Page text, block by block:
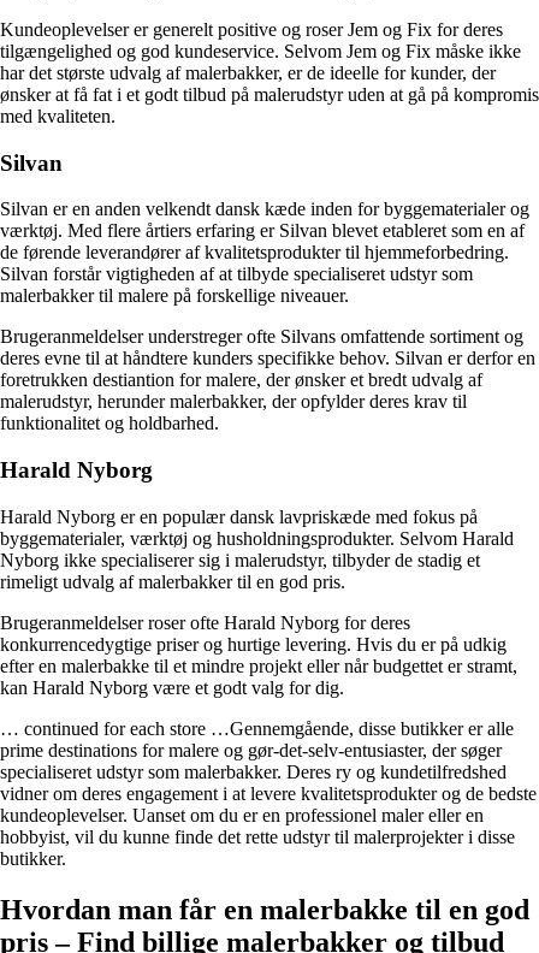
Kundeoplevelser er generelt positive og roser Jem og Fix for deres
tilgængelighed og god kundeservice. Selvom Jem og Fix måske ikke
har det største udvalg af malerbakker, er de ideelle for kunder, der
ønsker at få fat i et godt tilbud på malerudstyr uden at gå på kompromis
med kvaliteten.
Silvan
Silvan er en anden velkendt dansk kæde inden for byggematerialer og
værktøj. Med flere årtiers erfaring er Silvan blevet etableret som en af
de førende leverandører af kvalitetsprodukter til hjemmeforbedring.
Silvan forstår vigtigheden af at tilbyde specialiseret udstyr som
malerbakker til malere på forskellige niveauer.
Brugeranmeldelser understreger ofte Silvans omfattende sortiment og
deres evne til at håndtere kunders specifikke behov. Silvan er derfor en
foretrukken destiantion for malere, der ønsker et bredt udvalg af
malerudstyr, herunder malerbakker, der opfylder deres krav til
funktionalitet og holdbarhed.
Harald Nyborg
Harald Nyborg er en populær dansk lavpriskæde med fokus på
byggematerialer, værktøj og husholdningsprodukter. Selvom Harald
Nyborg ikke specialiserer sig i malerudstyr, tilbyder de stadig et
rimeligt udvalg af malerbakker til en god pris.
Brugeranmeldelser roser ofte Harald Nyborg for deres
konkurrencedygtige priser og hurtige levering. Hvis du er på udkig
efter en malerbakke til et mindre projekt eller når budgettet er stramt,
kan Harald Nyborg være et godt valg for dig.
… continued for each store …Gennemgående, disse butikker er alle
prime destinations for malere og gør-det-selv-entusiaster, der søger
specialiseret udstyr som malerbakker. Deres ry og kundetilfredshed
vidner om deres engagement i at levere kvalitetsprodukter og de bedste
kundeoplevelser. Uanset om du er en professionel maler eller en
hobbyist, vil du kunne finde det rette udstyr til malerprojekter i disse
butikker.
Hvordan man får en malerbakke til en god
pris – Find billige malerbakker og tilbud